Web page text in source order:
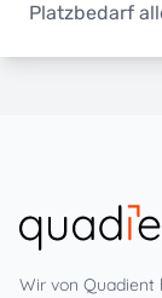
Platzbedarf
Wir von Quadient